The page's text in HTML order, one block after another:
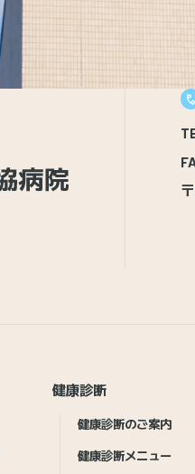
健康診断
健康診断のご案内
健康診断メニュー